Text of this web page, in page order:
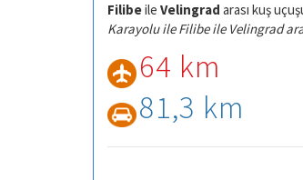
Filibeile Velingrad arası kuş
Karayolu ile Filibe ile Velingrad
64 km
81,3 km